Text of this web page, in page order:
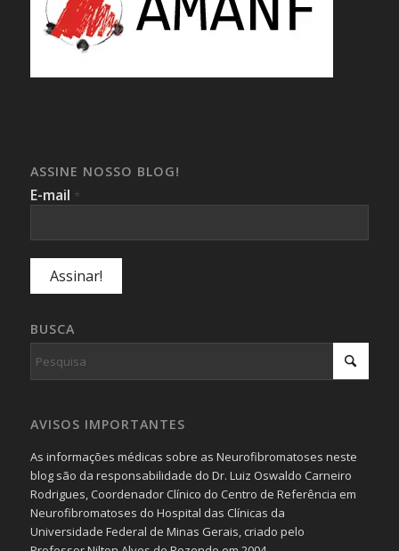
ASSINE NOSSO BLOG!
E-mail *
BUSCA
AVISOS IMPORTANTES
As informações médicas sobre as Neurofibromatoses neste
blog são da responsabilidade do Dr. Luiz Oswaldo Carneiro
Rodrigues, Coordenador Clínico do Centro de Referência em
Neurofibromatoses do Hospital das Clínicas da
Universidade Federal de Minas Gerais, criado pelo